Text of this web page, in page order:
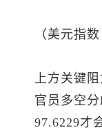
（美元指数
上方关键
官员多空
97.6229才